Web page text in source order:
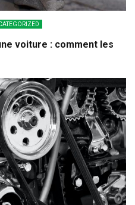
voiture : comment les